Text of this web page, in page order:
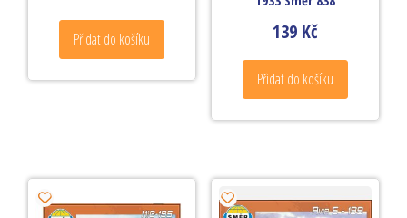
Přidat do košíku 139 Kč
Přidat do košíku